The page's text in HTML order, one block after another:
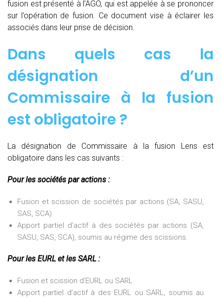
fusion est présenté à l’AGO, qui est appelée à se prononcer
sur l’opération de fusion. Ce document vise à éclairer les
associés dans leur prise de décision.
Dans quels cas la
désignation d’un
Commissaire à la fusion
est obligatoire ?
La désignation de Commissaire à la fusion Lens est
obligatoire dans les cas suivants :
Pour les sociétés par actions :
Fusion et scission de sociétés par actions (SA, SASU,
SAS, SCA)
Apport partiel d’actif à des sociétés par actions (SA,
SASU, SAS, SCA), soumis au régime des scissions.
Pour les EURL et les SARL :
Fusion et scission d’EURL ou SARL
Apport partiel d’actif à des EURL ou SARL, soumis au